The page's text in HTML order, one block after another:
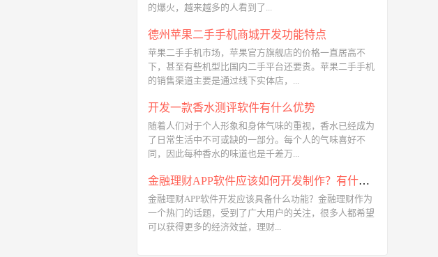
的爆火，越来越多的人看到了...
德州苹果二手手机商城开发功能特点
苹果二手手机市场，苹果官方旗舰店的价格一直居高不
下，甚至有些机型比国内二手平台还要贵。苹果二手手机
的销售渠道主要是通过线下实体店，...
开发一款香水测评软件有什么优势
随着人们对于个人形象和身体气味的重视，香水已经成为
了日常生活中不可或缺的一部分。每个人的气味喜好不
同，因此每种香水的味道也是千差万...
金融理财APP软件应该如何开发制作？有什么功能？
金融理财APP软件开发应该具备什么功能？金融理财作为
一个热门的话题，受到了广大用户的关注，很多人都希望
可以获得更多的经济效益，理财...